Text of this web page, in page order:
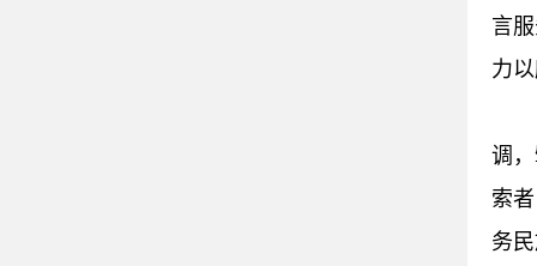
言
力
调
索
务